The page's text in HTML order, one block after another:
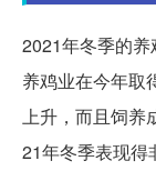
2021年冬季的养
养鸡业在今年取
上升，而且饲养
21年冬季表现得